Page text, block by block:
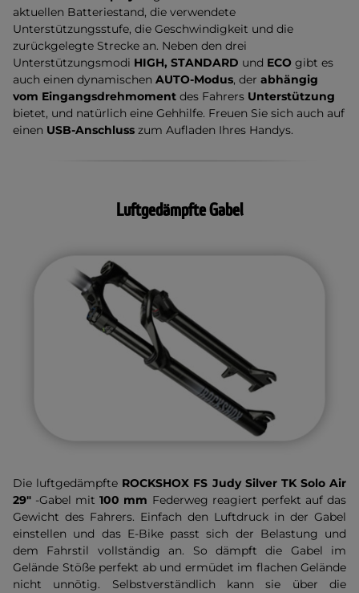
aktuellen Batteriestand, die verwendete
Unterstützungsstufe, die Geschwindigkeit und die
zurückgelegte Strecke an. Neben den drei
Unterstützungsmodi HIGH, STANDARD und ECO gibt es
auch einen dynamischen AUTO-Modus, der abhängig
vom Eingangsdrehmoment des Fahrers Unterstützung
bietet, und natürlich eine Gehhilfe. Freuen Sie sich auch auf
einen USB-Anschluss zum Aufladen Ihres Handys.
Luftgedämpfte Gabel
Die luftgedämpfte ROCKSHOX FS Judy Silver TK Solo Air
29" -Gabel mit100 mm Federweg reagiert perfekt auf das
Gewicht des Fahrers. Einfach den Luftdruck in der Gabel
einstellen und das E-Bike passt sich der Belastung und
dem Fahrstil vollständig an. So dämpft die Gabel im
Gelände Stöße perfekt ab und ermüdet im flachen Gelände
nicht unnötig. Selbstverständlich kann sie über die